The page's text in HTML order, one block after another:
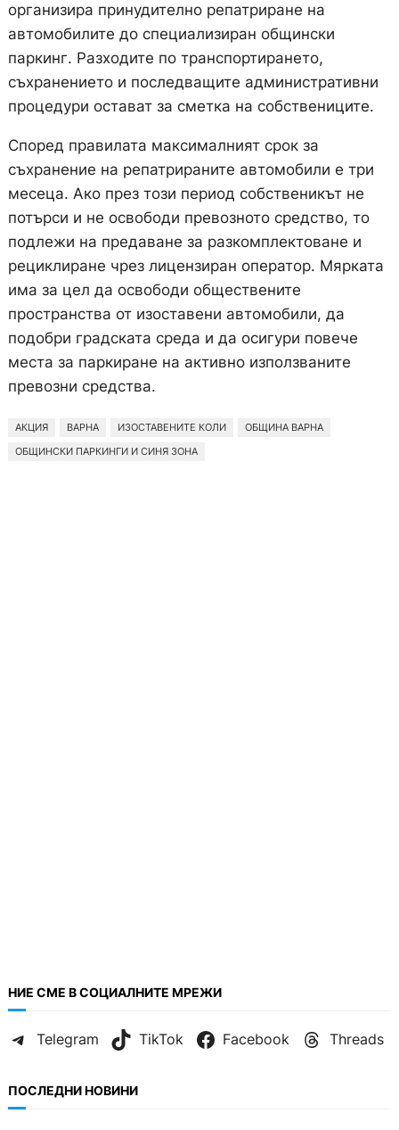
организира принудително репатриране на
автомобилите до специализиран общински
паркинг. Разходите по транспортирането,
съхранението и последващите административни
процедури остават за сметка на собствениците.
Според правилата максималният срок за
съхранение на репатрираните автомобили е три
месеца. Ако през този период собственикът не
потърси и не освободи превозното средство, то
подлежи на предаване за разкомплектоване и
рециклиране чрез лицензиран оператор. Мярката
има за цел да освободи обществените
пространства от изоставени автомобили, да
подобри градската среда и да осигури повече
места за паркиране на активно използваните
превозни средства.
АКЦИЯ ВАРНА ИЗОСТАВЕНИТЕ КОЛИ
ОБЩИНА ВАРНА
ОБЩИНСКИ ПАРКИНГИ И СИНЯ ЗОНА
НИЕ СМЕ В СОЦИАЛНИТЕ МРЕЖИ
Telegram TikTok Facebook Threads
ПОСЛЕДНИ НОВИНИ